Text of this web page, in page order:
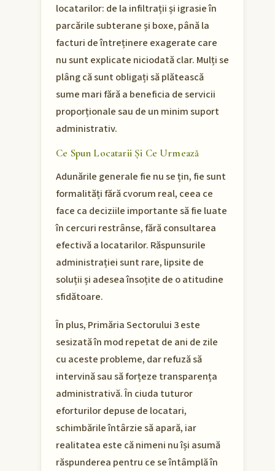
locatarilor: de la infiltrații și igrasie în
parcările subterane și boxe, până la
facturi de întreținere exagerate care
nu sunt explicate niciodată clar. Mulți se
plâng că sunt obligați să plătească
sume mari fără a beneficia de servicii
proporționale sau de un minim suport
administrativ.
Ce Spun Locatarii Și Ce Urmează
Adunările generale fie nu se țin, fie sunt
formalități fără cvorum real, ceea ce
face ca deciziile importante să fie luate
în cercuri restrânse, fără consultarea
efectivă a locatarilor. Răspunsurile
administrației sunt rare, lipsite de
soluții și adesea însoțite de o atitudine
sfidătoare.
În plus, Primăria Sectorului 3 este
sesizată în mod repetat de ani de zile
cu aceste probleme, dar refuză să
intervină sau să forțeze transparența
administrativă. În ciuda tuturor
eforturilor depuse de locatari,
schimbările întârzie să apară, iar
realitatea este că nimeni nu își asumă
răspunderea pentru ce se întâmplă în